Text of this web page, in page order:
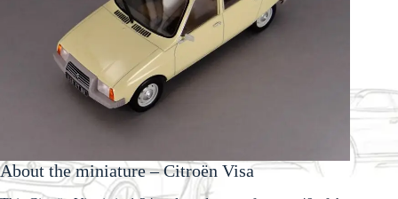
About the miniature – Citroën Visa